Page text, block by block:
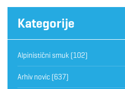
Kategorije
Alpinistični smuk (102)
Arhiv novic (637)